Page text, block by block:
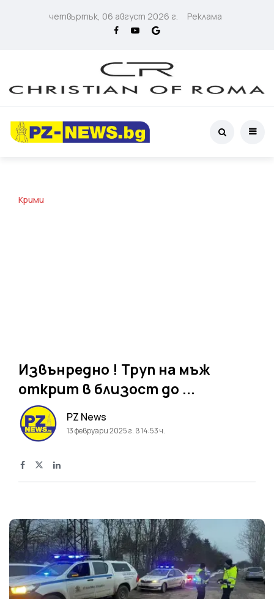
четвъртък, 06 август 2026 г. Реклама
Крими
Извънредно ! Труп на мъж
открит в близост до ...
PZ News
13 февруари 2025 г. в 14:53 ч.